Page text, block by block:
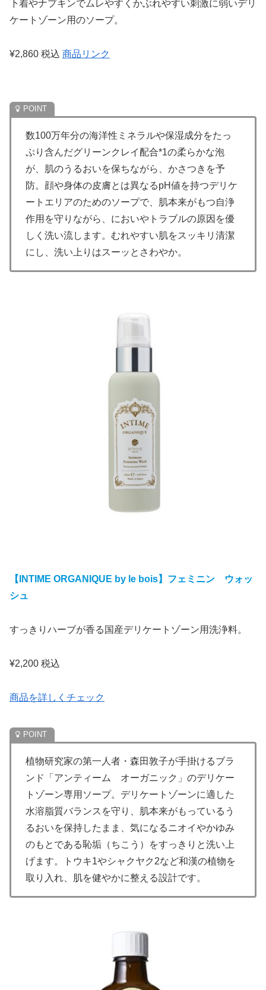
下着やナプキンでムレやすくかぶれやすい刺激に弱いデリ
ケートゾーン用のソープ。
¥2,860 税込 商品リンク
数100万年分の海洋性ミネラルや保湿成分をたっ
ぷり含んだグリーンクレイ配合*1の柔らかな泡
が、肌のうるおいを保ちながら、かさつきを予
防。顔や身体の皮膚とは異なるpH値を持つデリケ
ートエリアのためのソープで、肌本来がもつ自浄
作用を守りながら、においやトラブルの原因を優
しく洗い流します。むれやすい肌をスッキリ清潔
にし、洗い上りはスーッとさわやか。
【INTIME ORGANIQUE by le bois】フェミニン ウォッ
シュ
すっきりハーブが香る国産デリケートゾーン用洗浄料。
¥2,200 税込
商品を詳しくチェック
植物研究家の第一人者・森田敦子が手掛けるブラ
ンド「アンティーム オーガニック」のデリケー
トゾーン専用ソープ。デリケートゾーンに適した
水溶脂質バランスを守り、肌本来がもっているう
るおいを保持したまま、気になるニオイやかゆみ
のもとである恥垢（ちこう）をすっきりと洗い上
げます。トウキ1やシャクヤク2など和漢の植物を
取り入れ、肌を健やかに整える設計です。